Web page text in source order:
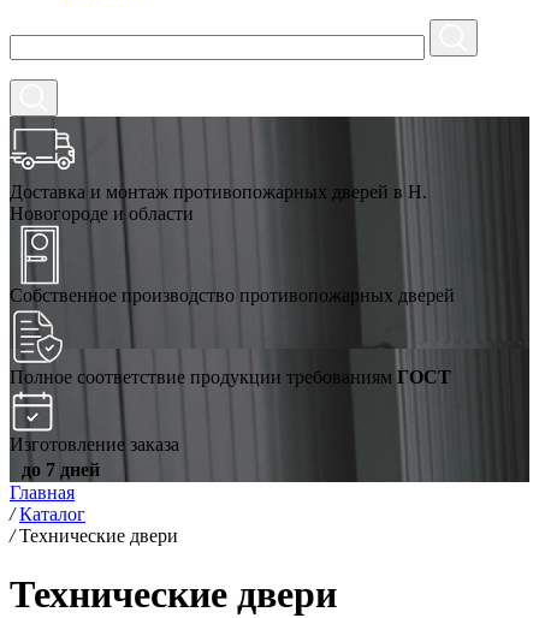
Доставка и монтаж противопожарных дверей в Н.
Новогороде и области
Собственное производство противопожарных дверей
Полное соответствие продукции требованиям ГОСТ
Изготовление заказа
до 7 дней
Главная
/ Каталог
/ Технические двери
Технические двери